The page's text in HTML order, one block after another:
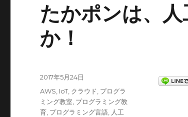
たかポンは、
か！
投
2017年5月24日
カ
テ
ゴ
AWS IoT クラウド プログラ
ミング教室 プログラミング教
育 プログラミング言語 人工